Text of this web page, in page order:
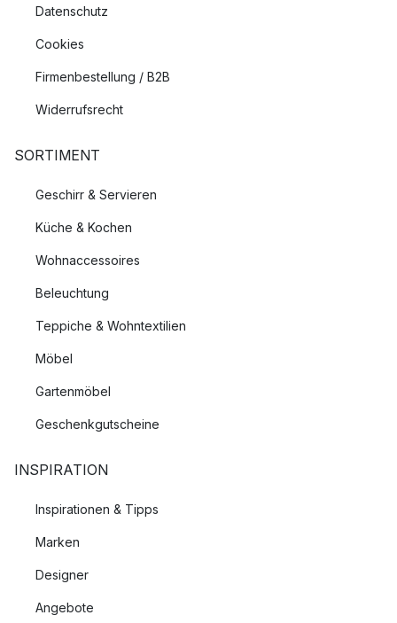
Datenschutz
Cookies
Firmenbestellung / B2B
Widerrufsrecht
SORTIMENT
Geschirr & Servieren
Küche & Kochen
Wohnaccessoires
Beleuchtung
Teppiche & Wohntextilien
Möbel
Gartenmöbel
Geschenkgutscheine
INSPIRATION
Inspirationen & Tipps
Marken
Designer
Angebote